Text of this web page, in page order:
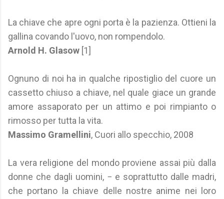
La chiave che apre ogni porta è la pazienza. Ottieni la
gallina covando l'uovo, non rompendolo.
Arnold H. Glasow [1]
Ognuno di noi ha in qualche ripostiglio del cuore un
cassetto chiuso a chiave, nel quale giace un grande
amore assaporato per un attimo e poi rimpianto o
rimosso per tutta la vita.
Massimo Gramellini, Cuori allo specchio, 2008
La vera religione del mondo proviene assai più dalla
donne che dagli uomini, − e soprattutto dalle madri,
che portano la chiave delle nostre anime nei loro